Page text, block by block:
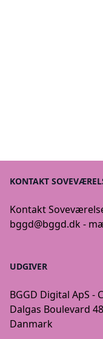
KONTAKT
Kontakt
bggd@bggd.dk-
UDGIVER
BGGD Digital ApS -
Dalgas Boulevard
Danmark